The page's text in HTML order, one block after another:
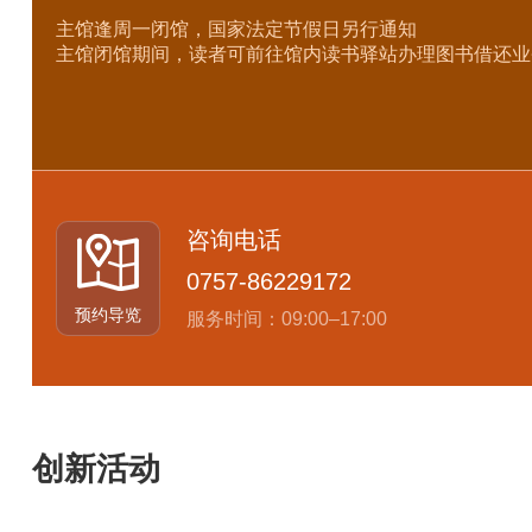
主馆逢周一闭馆，国家法定节假日另行通知
主馆闭馆期间，读者可前往馆内读书驿站办理图书借还
预约导览
咨询电话
0757-86229172
服务时间：09:00–17:00
创新活动